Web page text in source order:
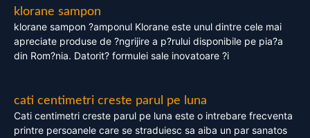
klorane sampon
klorane sampon ?amponul Klorane este unul dintre cele mai
apreciate produse de ?ngrijire a p?rului disponibile pe pia?a
din Rom?nia. Datorit? formulei sale inovatoare ?i
cati centimetri creste parul pe luna
Cati centimetri creste parul pe luna este o intrebare frecventa
printre persoanele care se straduiesc sa aiba un par sanatos